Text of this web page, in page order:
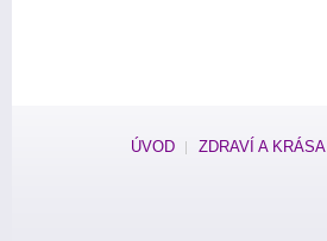
ÚVOD ZDRAVÍ A KRÁSA